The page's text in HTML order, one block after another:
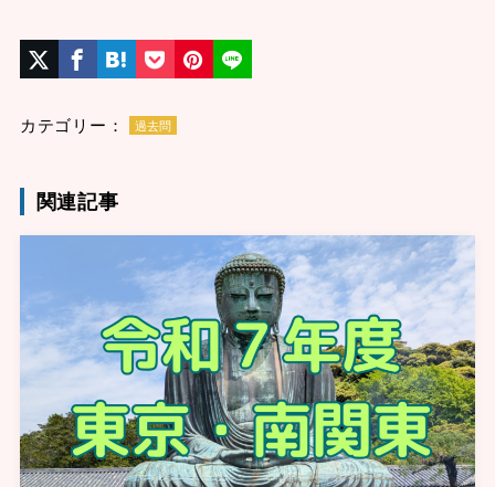
カテゴリー： 過去問
関連記事